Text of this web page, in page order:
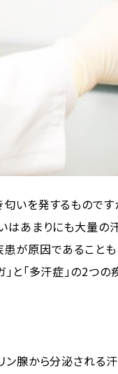
いを発するものです
はあまりにも大量の
が原因であることも
」と「多汗症」の2つ
ン腺から分泌される